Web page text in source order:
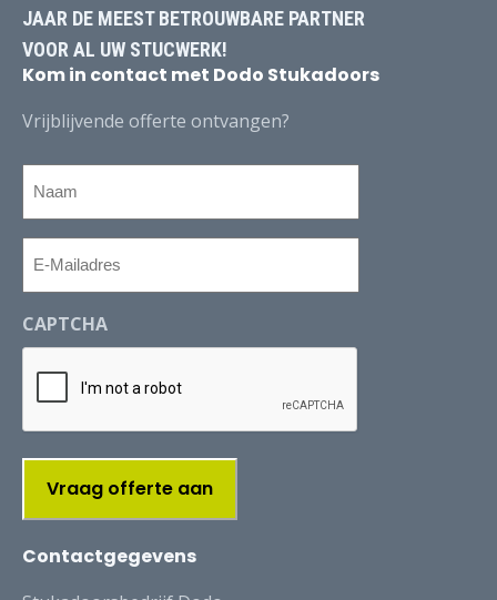
JAAR DE MEEST BETROUWBARE PARTNER
VOOR AL UW STUCWERK!
Kom in contact met Dodo Stukadoors
Vrijblijvende offerte ontvangen?
Mailadres
CAPTCHA
Contactgegevens